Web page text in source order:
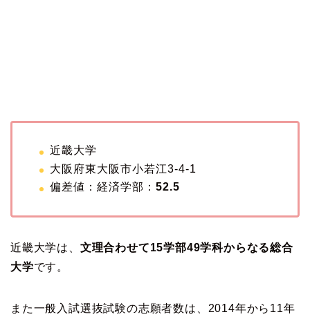
近畿大学
大阪府東大阪市小若江3-4-1
偏差値：経済学部： 52.5
近畿大学は、 文理合わせて15学部49学科からなる総合
大学です。
また一般入試選抜試験の志願者数は、2014年から11年